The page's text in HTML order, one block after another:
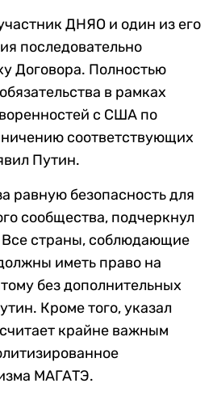
ДНЯО и один из его
последовательно
Договора. Полностью
в рамках
с США по
соответствующих
Путин.
равную безопасность для
сообщества, подчеркнул
страны, соблюдающие
иметь право на
без дополнительных
Кроме того, указал
крайне важным
МАГАТЭ.